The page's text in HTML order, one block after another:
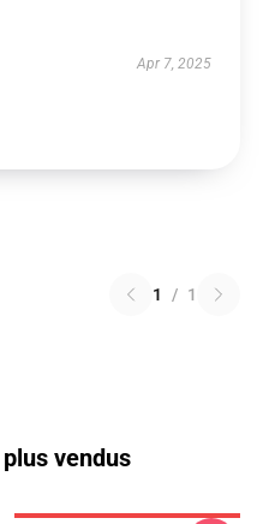
Apr 7, 2025
1 / 1
vendus